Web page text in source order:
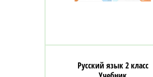
Русский язык 2 класс